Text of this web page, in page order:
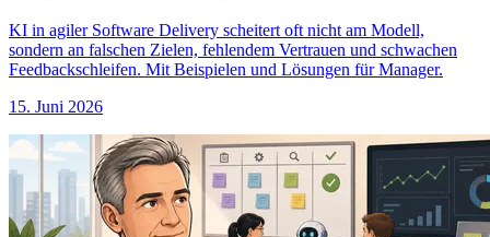
KI in agiler Software Delivery scheitert oft nicht am Modell,
sondern an falschen Zielen, fehlendem Vertrauen und schwachen
Feedbackschleifen. Mit Beispielen und Lösungen für Manager.
15. Juni 2026